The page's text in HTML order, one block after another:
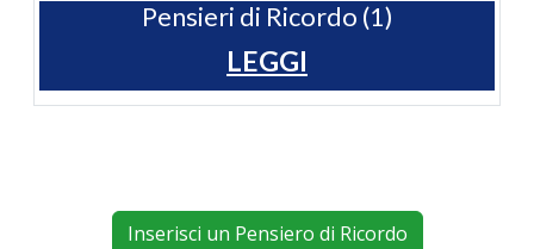
Pensieri di Ricordo (1)
LEGGI
Inserisci un Pensiero di Ricordo